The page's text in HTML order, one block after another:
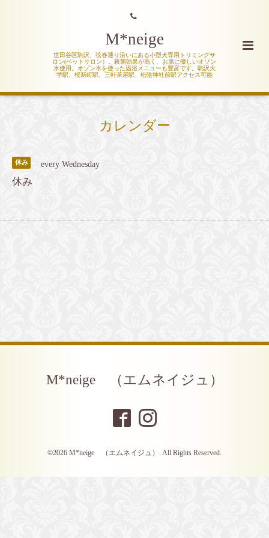
M*neige
世田谷区駒沢、弦巻通り沿いにある小型犬専用トリミングサ
ロン(ペットサロン）。殺菌効果が高く、お肌に優しいオゾン
水使用。オゾン水を使った温浴メニューも豊富です。駒沢大
学駅、桜新町駅、三軒茶屋駅、松陰神社前駅アクセス可能
カレンダー
休み every Wednesday
休み
M*neige （エムネイジュ）
©2026 M*neige （エムネイジュ） . All Rights Reserved.